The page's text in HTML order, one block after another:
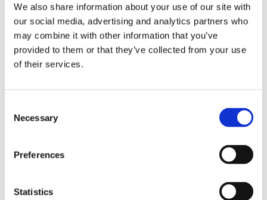
We also share information about your use of our site with
our social media, advertising and analytics partners who
may combine it with other information that you’ve
provided to them or that they’ve collected from your use
of their services.
Selection
Necessary
Preferences
Statistics
gratis e senza impegno?
Registrati subito a Infomail, per te
500 invii omaggio e il nostro